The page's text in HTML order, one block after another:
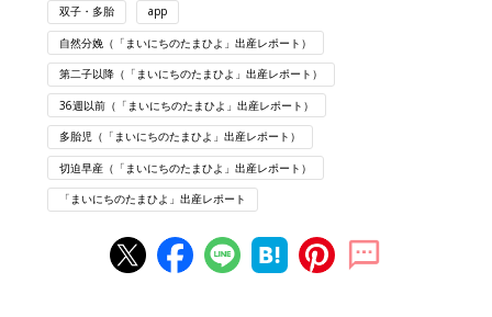
の場で入院確定でした。
陣痛室へ移動し、モニター装着。「おそらく切迫
先生に言われました。
モニターで確認し、張り止めの点滴を入れるかどうか判断すると
なりました。その間も３分くらいのペースでずっと痛みがありま
した。
緊急で帝王切開になる可能性があること、手術のリスク等の説明
を夫と一緒に受け、入院の手続きを夫に任せ、夫はいったん帰
痛みが引かないこと、定期的に張りがあることで、張り止めの点
双子・多胎 app
自然分娩（「まいにちのたまひよ」出産レポート）
第二子以降（「まいにちのたまひよ」出産レポート）
36週以前（「まいにちのたまひよ」出産レポート）
多胎児（「まいにちのたまひよ」出産レポート）
切迫早産（「まいにちのたまひよ」出産レポート）
「まいにちのたまひよ」出産レポート